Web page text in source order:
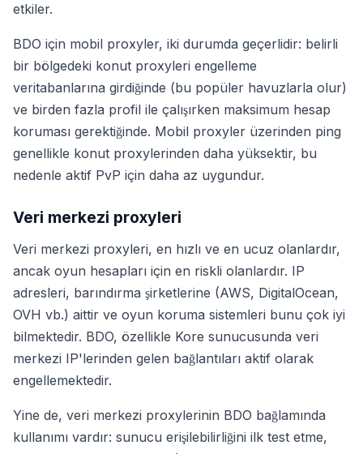
etkiler.
BDO için mobil proxyler, iki durumda geçerlidir: belirli
bir bölgedeki konut proxyleri engelleme
veritabanlarına girdiğinde (bu popüler havuzlarla olur)
ve birden fazla profil ile çalışırken maksimum hesap
koruması gerektiğinde. Mobil proxyler üzerinden ping
genellikle konut proxylerinden daha yüksektir, bu
nedenle aktif PvP için daha az uygundur.
Veri merkezi proxyleri
Veri merkezi proxyleri, en hızlı ve en ucuz olanlardır,
ancak oyun hesapları için en riskli olanlardır. IP
adresleri, barındırma şirketlerine (AWS, DigitalOcean,
OVH vb.) aittir ve oyun koruma sistemleri bunu çok iyi
bilmektedir. BDO, özellikle Kore sunucusunda veri
merkezi IP'lerinden gelen bağlantıları aktif olarak
engellemektedir.
Yine de, veri merkezi proxylerinin BDO bağlamında
kullanımı vardır: sunucu erişilebilirliğini ilk test etme,